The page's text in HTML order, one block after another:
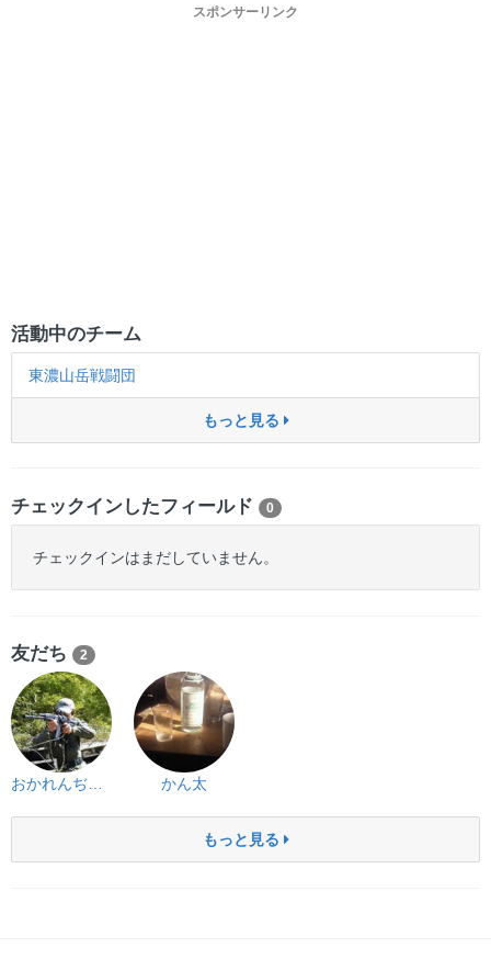
スポンサーリンク
活動中のチーム
東濃山岳戦闘団
もっと見る
チェックインしたフィールド 0
チェックインはまだしていません。
友だち 2
おかれんぢゃい かん太
もっと見る